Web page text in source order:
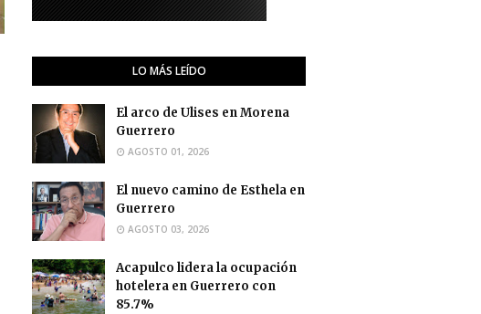
LO MÁS LEÍDO
El arco de Ulises en Morena
Guerrero
AGOSTO 01, 2026
El nuevo camino de Esthela en
Guerrero
AGOSTO 03, 2026
Acapulco lidera la ocupación
hotelera en Guerrero con
85.7%